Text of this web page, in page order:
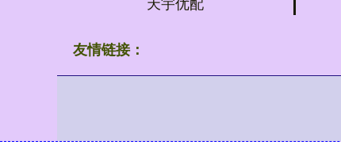
友情链接：